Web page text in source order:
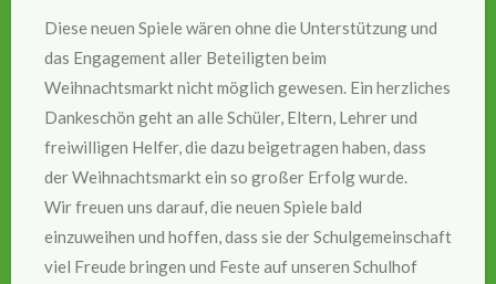
Diese neuen Spiele wären ohne die Unterstützung und
das Engagement aller Beteiligten beim
Weihnachtsmarkt nicht möglich gewesen. Ein herzliches
Dankeschön geht an alle Schüler, Eltern, Lehrer und
freiwilligen Helfer, die dazu beigetragen haben, dass
der Weihnachtsmarkt ein so großer Erfolg wurde.
Wir freuen uns darauf, die neuen Spiele bald
einzuweihen und hoffen, dass sie der Schulgemeinschaft
viel Freude bringen und Feste auf unseren Schulhof